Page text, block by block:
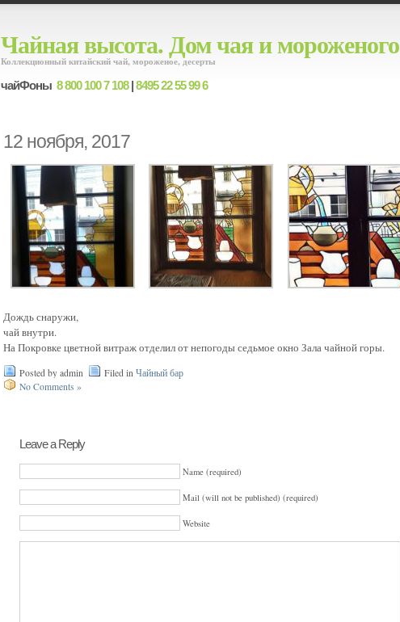
Чайная высота. Дом чая и мороженого
Коллекционный китайский чай, мороженое, десерты
чайФоны 8 800 100 7 108|8495 22 55 99 6
12 ноября, 2017
Дождь снаружи,
чай внутри.
На Покровке цветной витраж отделил от непогоды седьмое окно Зала чайной горы.
Posted by admin Filed in Чайный бар
No Comments »
Leave a Reply
Name (required)
Mail (will not be published) (required)
Website